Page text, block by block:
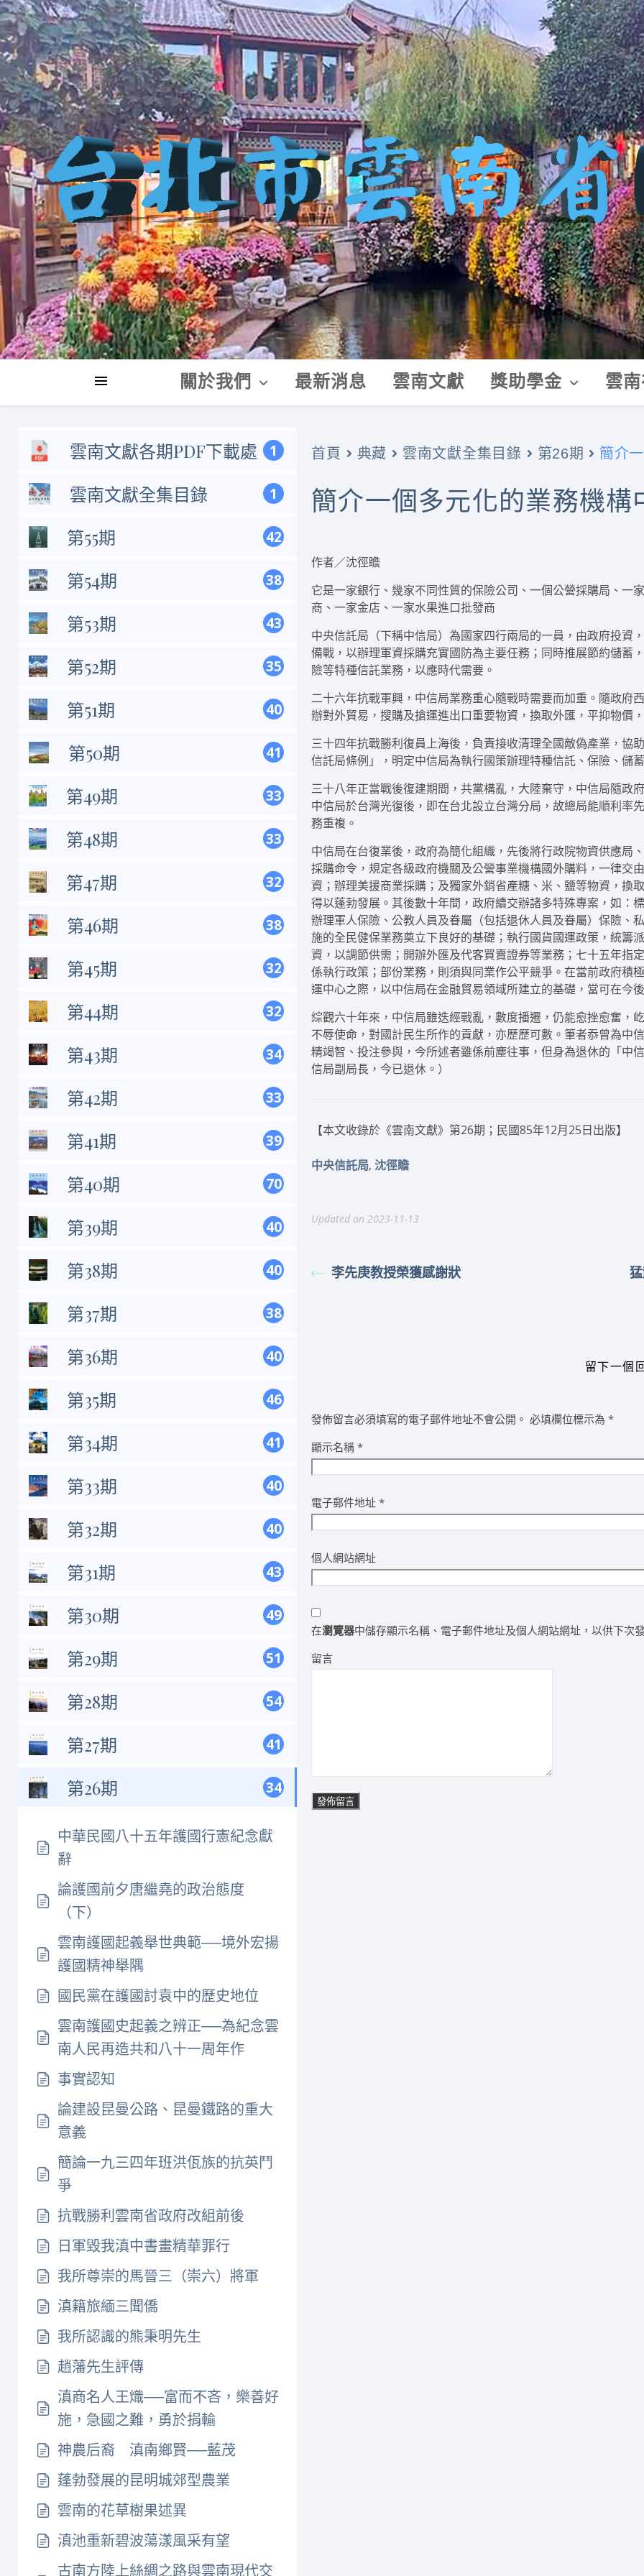
關於我們 最新消息 雲南文獻 獎助學金 雲
雲南文獻各期PDF下載處 1
雲南文獻全集目錄 1
第55期 42
第54期 38
第53期 43
第52期 35
第51期 40
第50期 41
第49期 33
第48期 33
第47期 32
第46期 38
第45期 32
第44期 32
第43期 34
第42期 33
第41期 39
第40期 70
第39期 40
第38期 40
第37期 38
第36期 40
第35期 46
第34期 41
第33期 40
第32期 40
第31期 43
第30期 49
第29期 51
第28期 54
第27期 41
第26期 34
中華民國八十五年護國行憲紀念獻
辭
論護國前夕唐繼堯的政治態度
（下）
雲南護國起義舉世典範──境外宏揚
護國精神舉隅
國民黨在護國討袁中的歷史地位
雲南護國史起義之辨正──為紀念雲
南人民再造共和八十一周年作
事實認知
論建設昆曼公路、昆曼鐵路的重大
意義
簡論一九三四年班洪佤族的抗英鬥
爭
抗戰勝利雲南省政府改組前後
日軍毀我滇中書畫精華罪行
我所尊崇的馬晉三（崇六）將軍
滇籍旅緬三聞僑
我所認識的熊秉明先生
趙藩先生評傳
滇商名人王熾──富而不吝，樂善好
施，急國之難，勇於捐輸
神農后裔 滇南鄉賢──藍茂
蓬勃發展的昆明城郊型農業
雲南的花草樹果述異
滇池重新碧波蕩漾風采有望
古南方陸上絲綢之路與雲南現代交
首頁 典藏 雲南文獻全集目錄 第26期 簡介
簡介一個多元化的業務機構
作者／沈徑瞻
它是一家銀行、幾家不同性質的保險公司、一個公營採購局、一
商、一家金店、一家水果進口批發商
中央信託局（下稱中信局）為國家四行兩局的一員，由政府投資
備戰，以辦理軍資採購充實國防為主要任務；同時推展節約儲蓄
險等特種信託業務，以應時代需要。
二十六年抗戰軍興，中信局業務重心隨戰時需要而加重。隨政府
辦對外貿易，搜購及搶運進出口重要物資，換取外匯，平抑物價
三十四年抗戰勝利復員上海後，負責接收清理全國敵偽產業，協
信託局條例」，明定中信局為執行國策辦理特種信託、保險、儲
三十八年正當戰後復建期間，共黨構亂，大陸棄守，中信局隨政
中信局於台灣光復後，即在台北設立台灣分局，故總局能順利率
務重複。
中信局在台復業後，政府為簡化組織，先後將行政院物資供應局
採購命令，規定各級政府機關及公營事業機構國外購料，一律交
資；辦理美援商業採購；及獨家外銷省產糖、米、鹽等物資，換
得以蓬勃發展。其後數十年間，政府續交辦諸多特殊專案，如：
辦理軍人保險、公教人員及眷屬（包括退休人員及眷屬）保險、
施的全民健保業務奠立下良好的基礎；執行國貨國運政策，統籌
資，以調節供需；開辦外匯及代客買賣證券等業務；七十五年指
係執行政策；部份業務，則須與同業作公平競爭。在當前政府積
運中心之際，以中信局在金融貿易領域所建立的基礎，當可在今
綜觀六十年來，中信局雖迭經戰亂，數度播遷，仍能愈挫愈奮，
不辱使命，對國計民生所作的貢獻，亦歷歷可數。筆者忝曾為中
精竭智、投注參與，今所述者雖係前塵往事，但身為退休的「中
信局副局長，今已退休。）
【本文收錄於《雲南文獻》第26期；民國85年12月25日出版】
中央信託局, 沈徑瞻
Updated on 2023-11-13
李先庚教授榮獲感謝狀
留下一個
發佈留言必須填寫的電子郵件地址不會公開。 必填欄位標示為*
顯示名稱*
電子郵件地址*
個人網站網址
在瀏覽器中儲存顯示名稱、電子郵件地址及個人網站網址，以供下次
留言